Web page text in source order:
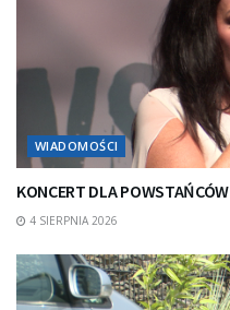
WIADOMOŚCI
KONCERT DLA POWSTAŃCÓW
4 SIERPNIA 2026